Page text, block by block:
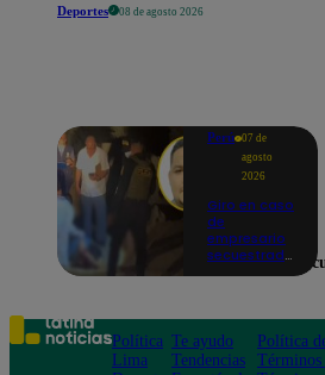
Deportes 08 de agosto 2026
Perú 07 de
agosto
2026
Giro en caso
de
empresario
secuestrado
cuentas
Política
Lima
Te ayudo
Tendencias
Política
Términos